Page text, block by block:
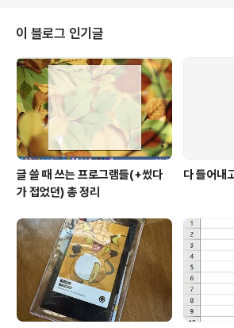
력받는 코드(아직 이름은 안 받..
이 블로그 인기글
글 쓸 때 쓰는 프로그램들(+썼다
가 접었던) 총 정리
다 들어내